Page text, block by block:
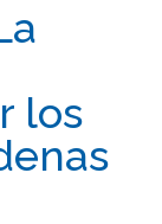
los